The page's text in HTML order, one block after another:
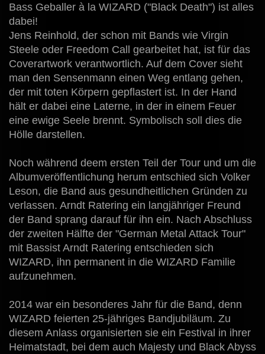
Bass Geballer à la WIZARD ("Black Death") ist alles
dabei!
Jens Reinhold, der schon mit Bands wie Virgin
Steele oder Freedom Call gearbeitet hat, ist für das
Coverartwork verantwortlich. Auf dem Cover sieht
man den Sensenmann einen Weg entlang gehen,
der mit toten Körpern gepflastert ist. In der Hand
hält er dabei eine Laterne, in der in einem Feuer
eine ewige Seele brennt. Symbolisch soll dies die
Hölle darstellen.
Noch während deem ersten Teil der Tour und um die
Albumveröffentlichung herum entschied sich Volker
Leson, die Band aus gesundheitlichen Gründen zu
verlassen. Arndt Ratering ein langjähriger Freund
der Band sprang darauf für ihn ein. Nach Abschluss
der zweiten Hälfte der "German Metal Attack Tour"
mit Bassist Arndt Ratering entschieden sich
WIZARD, ihn permanent in die WIZARD Familie
aufzunehmen.
2014 war ein besonderes Jahr für die Band, denn
WIZARD feierten 25-jähriges Bandjubiläum. Zu
diesem Anlass organisierten sie ein Festival in ihrer
Heimatstadt, bei dem auch Majesty und Black Abyss